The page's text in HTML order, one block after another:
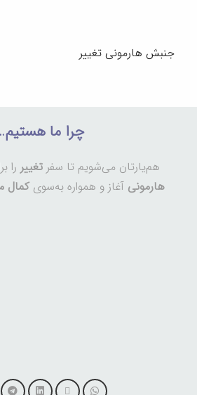
جنبش هارمونی تغییر
چرا ما
هم‌یارتان می‌شویم تا سفر تغییر را
هارمونی آغاز و همواره به‌سوی کمال